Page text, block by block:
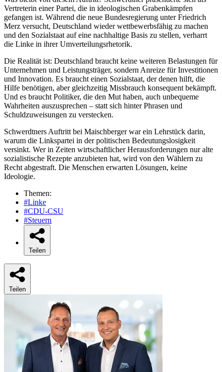
Vertreterin einer Partei, die in ideologischen Grabenkämpfen
gefangen ist. Während die neue Bundesregierung unter Friedrich
Merz versucht, Deutschland wieder wettbewerbsfähig zu machen
und den Sozialstaat auf eine nachhaltige Basis zu stellen, verharrt
die Linke in ihrer Umverteilungsrhetorik.
Die Realität ist: Deutschland braucht keine weiteren Belastungen für
Unternehmen und Leistungsträger, sondern Anreize für Investitionen
und Innovation. Es braucht einen Sozialstaat, der denen hilft, die
Hilfe benötigen, aber gleichzeitig Missbrauch konsequent bekämpft.
Und es braucht Politiker, die den Mut haben, auch unbequeme
Wahrheiten auszusprechen – statt sich hinter Phrasen und
Schuldzuweisungen zu verstecken.
Schwerdtners Auftritt bei Maischberger war ein Lehrstück darin,
warum die Linkspartei in der politischen Bedeutungslosigkeit
versinkt. Wer in Zeiten wirtschaftlicher Herausforderungen nur alte
sozialistische Rezepte anzubieten hat, wird von den Wählern zu
Recht abgestraft. Die Menschen erwarten Lösungen, keine
Ideologie.
Themen:
#Linke
#CDU-CSU
#Steuern
Teilen
Teilen